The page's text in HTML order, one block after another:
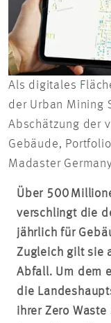
Als digitales
der Urban Mining
Abschätzung der
Gebäude,
Madaster
Über 500
verschlingt die
jährlich für
Zugleich gilt sie
Abfall. Um dem
die
ihrer Zero